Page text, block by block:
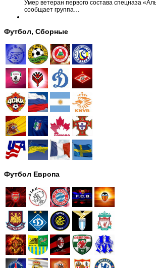
Умер ветеран первого состава спецназа
сообщает группа…
Футбол, Сборные
Футбол Европа